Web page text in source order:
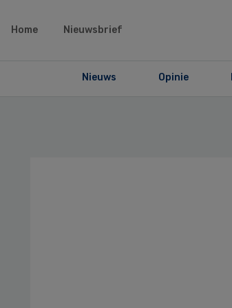
Home Nieuwsbrief
Nieuws Opinie